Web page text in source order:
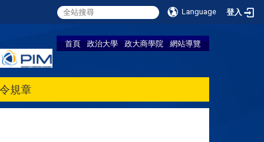
Language 登入
首頁 政治大學 政大商學院 網站導覽
規章